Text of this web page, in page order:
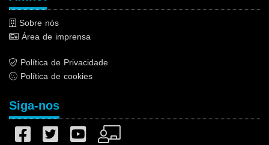
Sobre nós
Área de imprensa
Política de Privacidade
Política de cookies
Siga-nos